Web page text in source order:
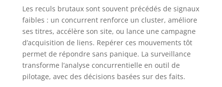
Les reculs brutaux sont souvent précédés de signaux
faibles : un concurrent renforce un cluster, améliore
ses titres, accélère son site, ou lance une campagne
d’acquisition de liens. Repérer ces mouvements tôt
permet de répondre sans panique. La surveillance
transforme l’analyse concurrentielle en outil de
pilotage, avec des décisions basées sur des faits.